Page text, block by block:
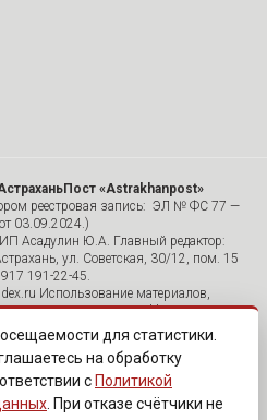
«Astrakhanpost»
реестровая запись: ЭЛ № ФС 77 —
03.09.2024.)
Асадулин Ю.А. Главный редактор:
ул. Советская, 30/12, пом. 15
191-22-45.
Использование материалов,
издания «Astrakhanpost»,
источника и публикацией
Astrakhanpost.ru. Комментарии
предварительного редактирования.
право удалить их с сайта или
сообщения нарушают законы РФ.
ДЛЯ АУДИТОРИИ 18+»
для статистики.
на обработку
с Политикой
. При отказе счётчики не